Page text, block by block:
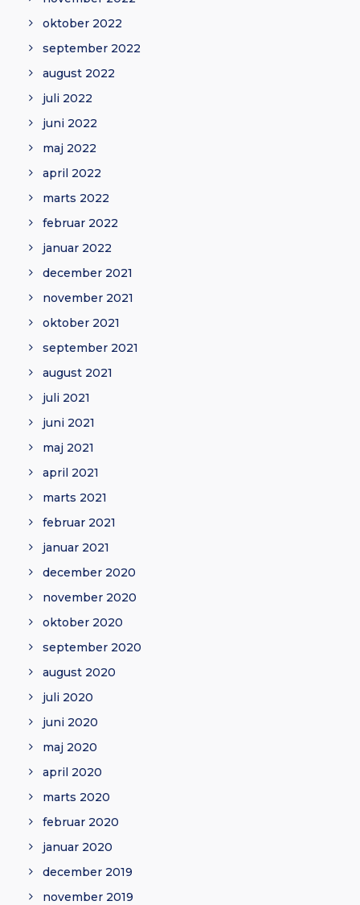
oktober 2022
september 2022
august 2022
juli 2022
juni 2022
maj 2022
april 2022
marts 2022
februar 2022
januar 2022
december 2021
november 2021
oktober 2021
september 2021
august 2021
juli 2021
juni 2021
maj 2021
april 2021
marts 2021
februar 2021
januar 2021
december 2020
november 2020
oktober 2020
september 2020
august 2020
juli 2020
juni 2020
maj 2020
april 2020
marts 2020
februar 2020
januar 2020
december 2019
november 2019